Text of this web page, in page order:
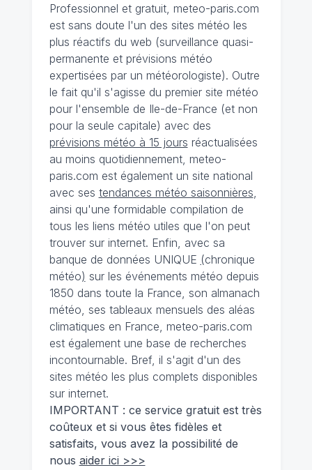
Professionnel et gratuit, meteo-paris.com
est sans doute l'un des sites météo les
plus réactifs du web (surveillance quasi-
permanente et prévisions météo
expertisées par un météorologiste). Outre
le fait qu'il s'agisse du premier site météo
pour l'ensemble de Ile-de-France (et non
pour la seule capitale) avec des
prévisions météo à 15 jours réactualisées
au moins quotidiennement, meteo-
paris.com est également un site national
avec ses tendances météo saisonnières
ainsi qu'une formidable compilation de
tous les liens météo utiles que l'on peut
trouver sur internet. Enfin, avec sa
banque de données UNIQUE (chronique
météo) sur les événements météo depuis
1850 dans toute la France, son almanach
météo, ses tableaux mensuels des aléas
climatiques en France, meteo-paris.com
est également une base de recherches
incontournable. Bref, il s'agit d'un des
sites météo les plus complets disponibles
sur internet.
IMPORTANT : ce service gratuit est très
coûteux et si vous êtes fidèles et
satisfaits, vous avez la possibilité de
nous aider ici >>>